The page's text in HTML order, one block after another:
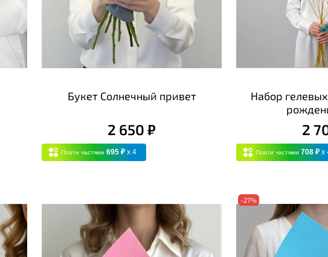
Букет Солнечный привет
2 650 ₽
Плати частями 695 ₽ x 4
Набор
2
Плати частями 708 ₽ x
-27%